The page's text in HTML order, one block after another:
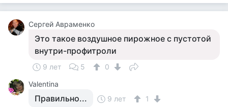
Сергей Авраменко
Это такое воздушное пирожное с пустотой
внутри-профитроли
9 лет 5
0
Valentina
Правильно... 9 лет 1